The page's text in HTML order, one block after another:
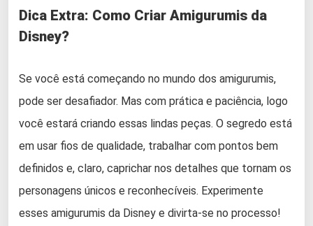
Dica Extra: Como Criar Amigurumis da
Disney?
Se você está começando no mundo dos amigurumis,
pode ser desafiador. Mas com prática e paciência, logo
você estará criando essas lindas peças. O segredo está
em usar fios de qualidade, trabalhar com pontos bem
definidos e, claro, caprichar nos detalhes que tornam os
personagens únicos e reconhecíveis. Experimente
esses amigurumis da Disney e divirta-se no processo!